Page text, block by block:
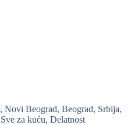
, Novi Beograd, Beograd, Srbija,
Sve za kuću, Delatnost